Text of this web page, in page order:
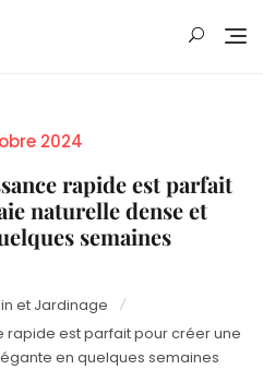
Posted
2024
rapide est parfait
naturelle dense et
semaines
et Jardinage
rapide est parfait pour créer une
en quelques semaines